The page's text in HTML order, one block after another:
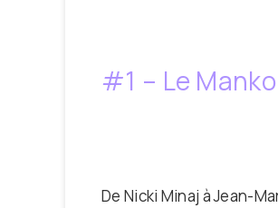
#1 – Le Manko
De Nicki Minaj à Jean-